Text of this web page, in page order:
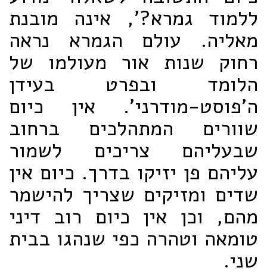
ללמוד גמרא?', אינה מובנת
מאליה. עולם הגמרא נראה
רחוק שנות אור מעולמו של
הלומד ובפרט בעידן
ה'פוסט-מודרני'. אין כיום
שוורים המתהלכים ברחוב
שבעליהם צריכים לשמור
עליהם פן יזיקו בדרך. כיום אין
שדים ומזיקים שצריך להישמר
מהם, וכן אין כיום רוב דיני
טומאה וטהרה כפי שנהגו בבית
שני.